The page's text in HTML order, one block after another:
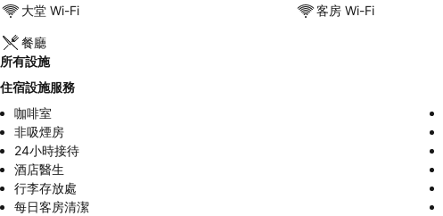
大堂 Wi-Fi 客房 Wi-Fi
餐廳
所有設施
住宿設施服務
咖啡室
非吸煙房
24小時接待
酒店醫生
行李存放處
每日客房清潔